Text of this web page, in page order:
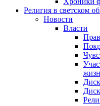
Религия в светском
Новости
Власти